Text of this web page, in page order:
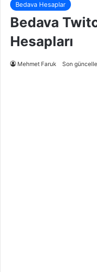
Bedava Hesaplar
Bedava
Hesapları
Mehmet Faruk Son